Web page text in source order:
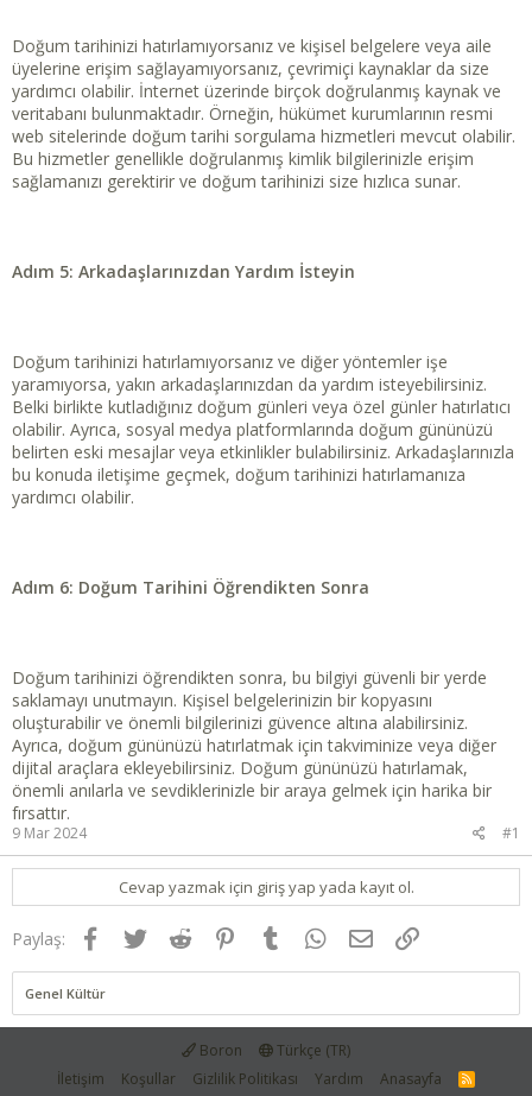
Doğum tarihinizi hatırlamıyorsanız ve kişisel belgelere veya aile
üyelerine erişim sağlayamıyorsanız, çevrimiçi kaynaklar da size
yardımcı olabilir. İnternet üzerinde birçok doğrulanmış kaynak ve
veritabanı bulunmaktadır. Örneğin, hükümet kurumlarının resmi
web sitelerinde doğum tarihi sorgulama hizmetleri mevcut olabilir.
Bu hizmetler genellikle doğrulanmış kimlik bilgilerinizle erişim
sağlamanızı gerektirir ve doğum tarihinizi size hızlıca sunar.
Adım 5: Arkadaşlarınızdan Yardım İsteyin
Doğum tarihinizi hatırlamıyorsanız ve diğer yöntemler işe
yaramıyorsa, yakın arkadaşlarınızdan da yardım isteyebilirsiniz.
Belki birlikte kutladığınız doğum günleri veya özel günler hatırlatıcı
olabilir. Ayrıca, sosyal medya platformlarında doğum gününüzü
belirten eski mesajlar veya etkinlikler bulabilirsiniz. Arkadaşlarınızla
bu konuda iletişime geçmek, doğum tarihinizi hatırlamanıza
yardımcı olabilir.
Adım 6: Doğum Tarihini Öğrendikten Sonra
Doğum tarihinizi öğrendikten sonra, bu bilgiyi güvenli bir yerde
saklamayı unutmayın. Kişisel belgelerinizin bir kopyasını
oluşturabilir ve önemli bilgilerinizi güvence altına alabilirsiniz.
Ayrıca, doğum gününüzü hatırlatmak için takviminize veya diğer
dijital araçlara ekleyebilirsiniz. Doğum gününüzü hatırlamak,
önemli anılarla ve sevdiklerinizle bir araya gelmek için harika bir
fırsattır.
9 Mar 2024 #1
Cevap yazmak için giriş yap yada kayıt ol.
Paylaş: Facebook
TwitterReddit PinterestTumblrWhatsApp
E-postaLink
Genel Kültür
Boron
Türkçe (TR)
İletişim
Koşullar Gizlilik Politikası Yardım Anasayfa
R